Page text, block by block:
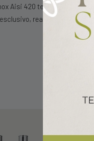
Aisi 420 temperata, per
realizzato in